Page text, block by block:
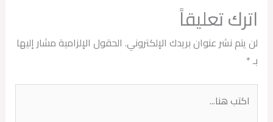
اترك تعليقاً
لن يتم نشر عنوان بريدك الإلكتروني. الحقول الإلزامية مشار إليها
بـ*
هنا...